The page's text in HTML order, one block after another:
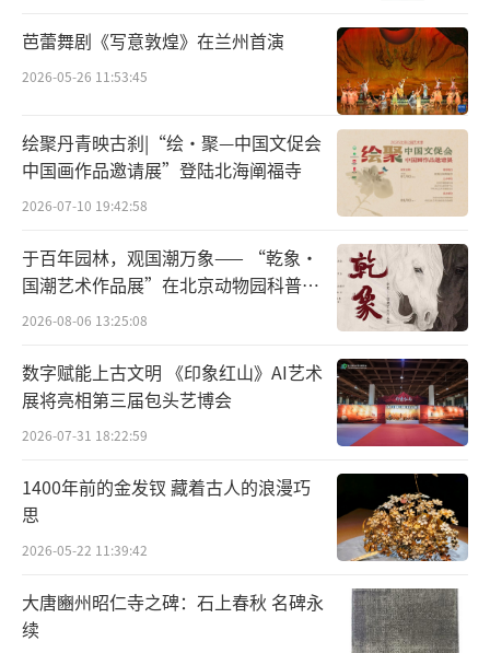
芭蕾舞剧《写意敦煌》在兰州首演
2026-05-26 11:53:45
绘聚丹青映古刹|“绘·聚—中国文促会
中国画作品邀请展”登陆北海阐福寺
2026-07-10 19:42:58
于百年园林，观国潮万象—— “乾象·
国潮艺术作品展”在北京动物园科普馆
机动展厅开展
2026-08-06 13:25:08
数字赋能上古文明 《印象红山》AI艺术
展将亮相第三届包头艺博会
2026-07-31 18:22:59
1400年前的金发钗 藏着古人的浪漫巧
思
2026-05-22 11:39:42
大唐豳州昭仁寺之碑：石上春秋 名碑永
续